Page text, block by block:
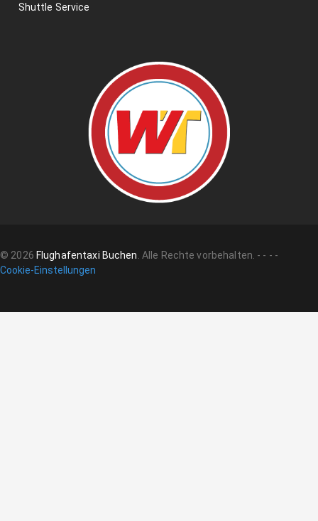
Shuttle Service
© 2026 Flughafentaxi Buchen. Alle Rechte vorbehalten. - - - -
Cookie-Einstellungen